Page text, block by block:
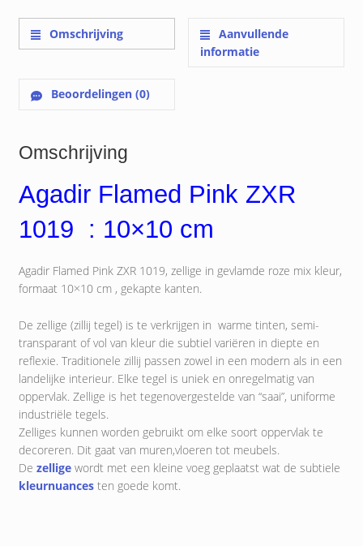
Omschrijving
Aanvullende
informatie
Beoordelingen (0)
Omschrijving
Agadir Flamed Pink ZXR
1019 : 10×10 cm
Agadir Flamed Pink ZXR 1019, zellige in gevlamde roze mix kleur,
formaat 10×10 cm , gekapte kanten.
De zellige (zillij tegel) is te verkrijgen in warme tinten, semi-
transparant of vol van kleur die subtiel variëren in diepte en
reflexie. Traditionele zillij passen zowel in een modern als in een
landelijke interieur. Elke tegel is uniek en onregelmatig van
oppervlak. Zellige is het tegenovergestelde van “saai”, uniforme
industriële tegels.
Zelliges kunnen worden gebruikt om elke soort oppervlak te
decoreren. Dit gaat van muren,vloeren tot meubels.
De zelligewordt met een kleine voeg geplaatst wat de subtiele
kleurnuances ten goede komt.